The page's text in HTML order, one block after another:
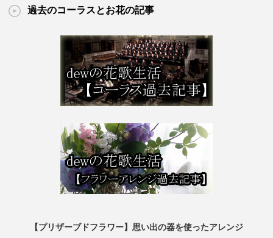
過去のコーラスとお花の記事
【プリザーブドフラワー】思い出の器を使ったアレンジ